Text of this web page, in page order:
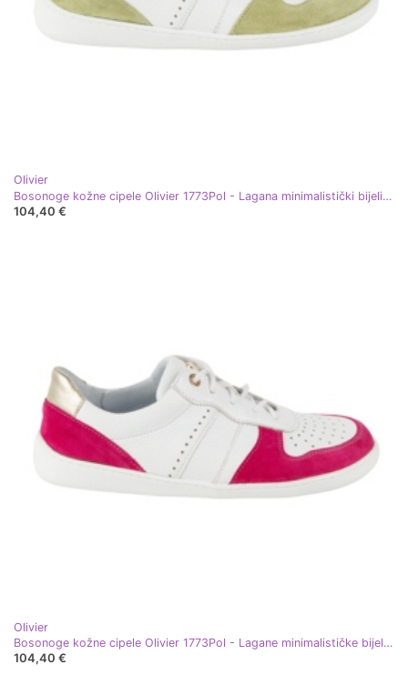
Olivier
Bosonoge kožne cipele Olivier 1773Pol - Lagana minimalistički bijeli i zeleni tenisice bijela
104,40 €
Olivier
Bosonoge kožne cipele Olivier 1773Pol - Lagane minimalističke bijele tenisice s fuksijom bijela
104,40 €